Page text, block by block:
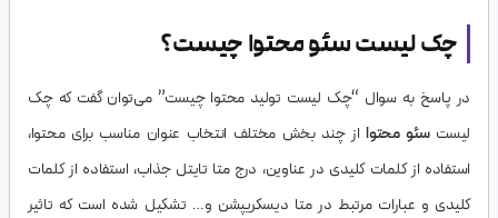
چک لیست سئو محتوا چیست؟
در پاسخ به سوال “چک لیست تولید محتوا چیست” می‌توان گفت که چک
لیستسئو محتوااز چند بخش مختلف انتخاب عنوان مناسب برای محتوا،
استفاده از کلمات کلیدی در عناوین، درج متا تایتل جذاب، استفاده از کلمات
کلیدی و عبارات مرتبط در متا دیسکریپشن و… تشکیل شده است که تاثیر